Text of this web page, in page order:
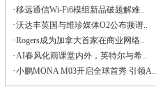
·移远通信Wi-Fi6模组新品破题解难..
·沃达丰英国与维珍媒体O2公布频谱..
·Rogers成为加拿大首家在商业网络..
·AI春风化雨课堂内外，英特尔与希..
·小鹏MONA M03开启全球首秀 引领A..